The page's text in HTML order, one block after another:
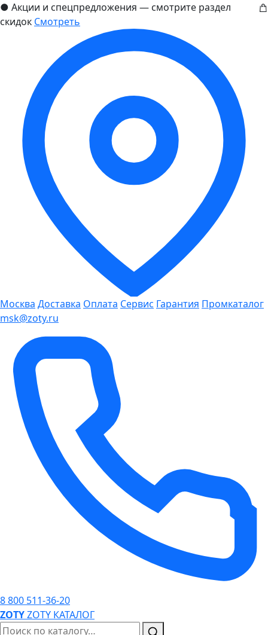
● Акции и спецпредложения — смотрите раздел
скидок Смотреть
Москва Доставка Оплата Сервис Гарантия Промкаталог
msk@zoty.ru
8 800 511-36-20
ZOTYZOTY КАТАЛОГ